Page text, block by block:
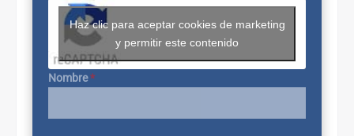
Haz clic para aceptar cookies de marketing
y permitir este contenido
Nombre*